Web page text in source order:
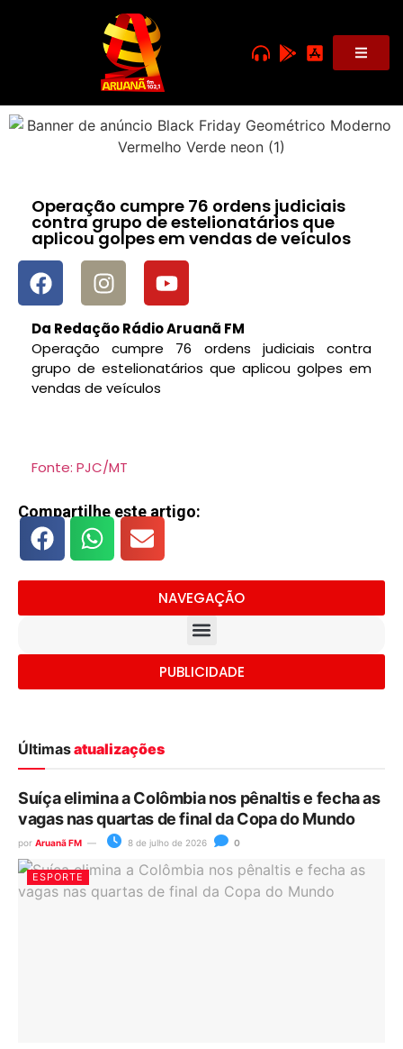
Operação cumpre 76 ordens judiciais
contra grupo de estelionatários que
aplicou golpes em vendas de veículos
Da Redação Rádio Aruanã FM
Operação cumpre 76 ordens judiciais contra
grupo de estelionatários que aplicou golpes em
vendas de veículos
Fonte: PJC/MT
Compartilhe este artigo:
NAVEGAÇÃO
PUBLICIDADE
Últimasatualizações
Suíça elimina a Colômbia nos pênaltis e fecha as
vagas nas quartas de final da Copa do Mundo
por Aruanã FM 8 de julho de 2026 0
ESPORTE